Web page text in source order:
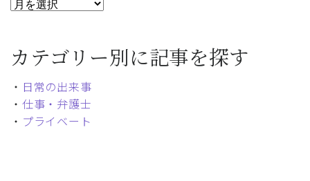
カテゴリー別に記事を探す
・ 日常の出来事
・ 仕事・弁護士
・ プライベート